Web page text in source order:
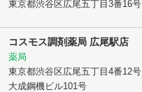
東京都渋谷区広尾五丁目3番16号
コスモス調剤薬局 広尾駅店
薬局
東京都渋谷区広尾五丁目4番12号
大成鋼機ビル101号